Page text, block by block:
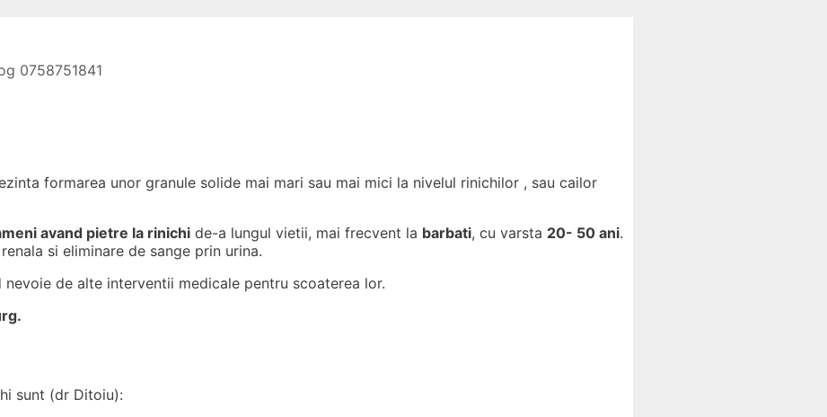
0758751841
formarea unor granule solide mai mari sau mai mici la nivelul rinichilor , sau cailor
avand pietre la rinichi de-a lungul vietii, mai frecvent la barbati, cu varsta 20- 50 ani.
si eliminare de sange prin urina.
de alte interventii medicale pentru scoaterea lor.
sunt (dr Ditoiu):